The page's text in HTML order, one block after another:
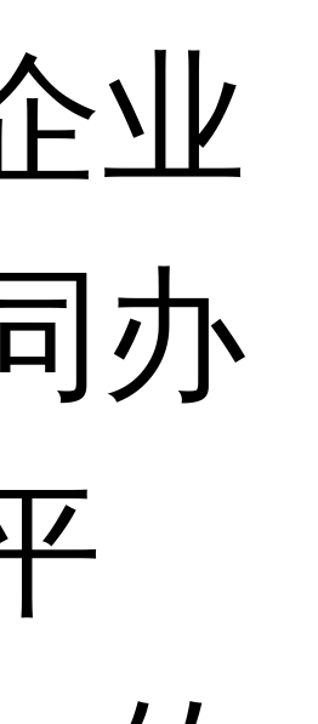
业
办